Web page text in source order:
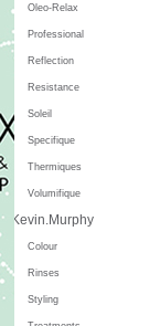
Oleo-Relax
Professional
Reflection
Resistance
Soleil
Specifique
Thermiques
Volumifique
Kevin.Murphy
Colour
Rinses
Styling